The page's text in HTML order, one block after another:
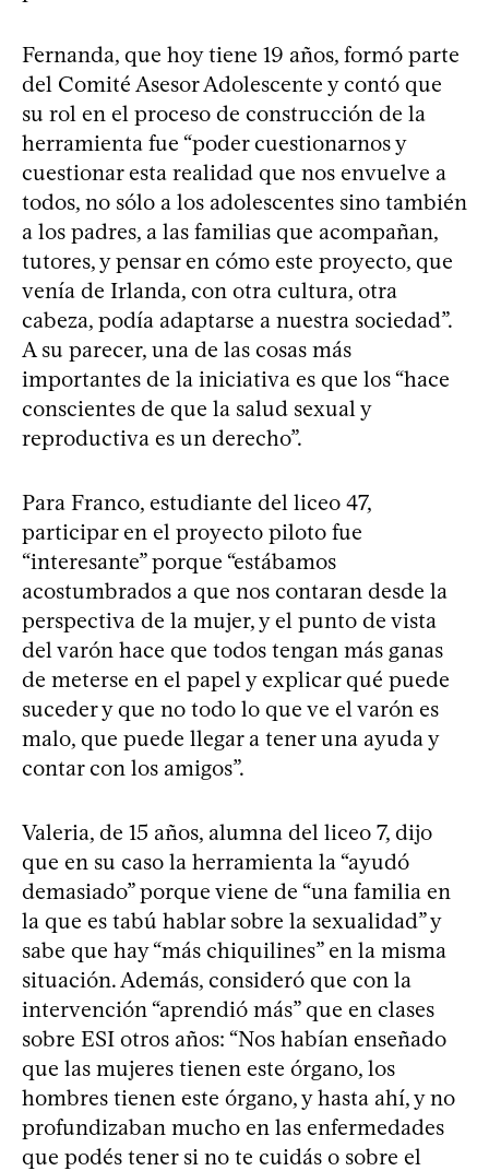
Fernanda, que hoy tiene 19 años, formó parte
del Comité Asesor Adolescente y contó que
su rol en el proceso de construcción de la
herramienta fue “poder cuestionarnos y
cuestionar esta realidad que nos envuelve a
todos, no sólo a los adolescentes sino también
a los padres, a las familias que acompañan,
tutores, y pensar en cómo este proyecto, que
venía de Irlanda, con otra cultura, otra
cabeza, podía adaptarse a nuestra sociedad”.
A su parecer, una de las cosas más
importantes de la iniciativa es que los “hace
conscientes de que la salud sexual y
reproductiva es un derecho”.
Para Franco, estudiante del liceo 47,
participar en el proyecto piloto fue
“interesante” porque “estábamos
acostumbrados a que nos contaran desde la
perspectiva de la mujer, y el punto de vista
del varón hace que todos tengan más ganas
de meterse en el papel y explicar qué puede
suceder y que no todo lo que ve el varón es
malo, que puede llegar a tener una ayuda y
contar con los amigos”.
Valeria, de 15 años, alumna del liceo 7, dijo
que en su caso la herramienta la “ayudó
demasiado” porque viene de “una familia en
la que es tabú hablar sobre la sexualidad” y
sabe que hay “más chiquilines” en la misma
situación. Además, consideró que con la
intervención “aprendió más” que en clases
sobre ESI otros años: “Nos habían enseñado
que las mujeres tienen este órgano, los
hombres tienen este órgano, y hasta ahí, y no
profundizaban mucho en las enfermedades
que podés tener si no te cuidás o sobre el